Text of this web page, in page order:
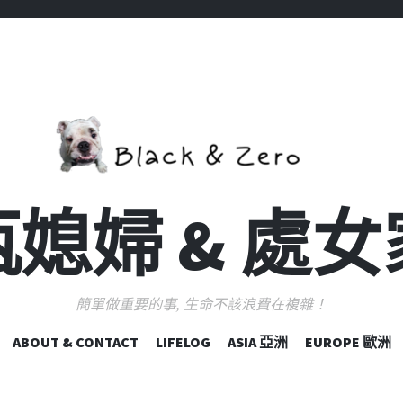
婦 & 處
簡單做重要的事, 生命不該浪費在複雜！
跳
ABOUT & CONTACT LIFELOG ASIA 亞洲 EUROPE 歐洲